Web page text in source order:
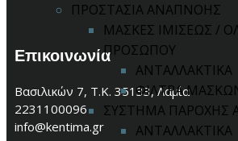
ΠΡΟΣΤΑΣΙΑ ΑΝΑΠΝΟΗΣ
ΜΑΣΚΕΣ ΙΜΙΣΕΩΣ /
ΠΡΟΣΩΠΟΥ
ΑΝΤΑΛΛΑΚΤΙΚΑ
ΦΙΛΤΡΑ
ΣΥΣΤΗΜΑ ΠΑΡΟΧΗΣ
ΑΝΤΑΛΛΑΚΤΙΚΑ
Επικοινωνία
Βασιλικών 7, Τ.Κ. 35133, Λαμία
2231100096
info@kentima.gr